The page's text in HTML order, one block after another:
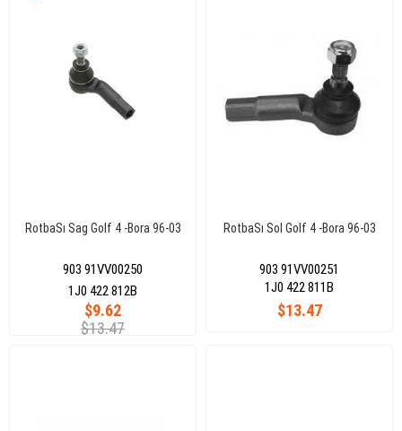
RotbaSı Sag Golf 4 -Bora 96-03
903 91VV00250
$9.62
$13.47
1J0 422 812B
RotbaSı Sol Golf 4 -Bora 96-03
903 91VV00251
$13.47
1J0 422 811B